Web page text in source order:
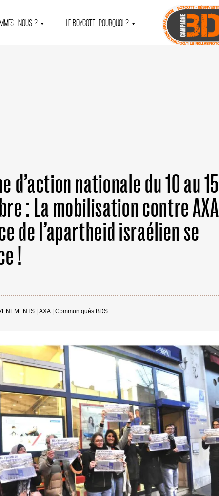
NOUS ? LE BOYCOTT, POURQUOI ?
d’action nationale du 10 au 15
: La mobilisation contre AXA
de l’apartheid israélien se
!
|AXA |Communiqués BDS